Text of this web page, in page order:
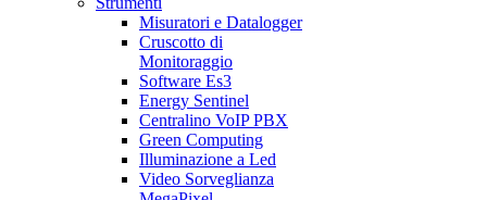
Misuratori e Datalogger
Cruscotto di
Monitoraggio
Software Es3
Energy Sentinel
Centralino VoIP PBX
Green Computing
Illuminazione a Led
Video Sorveglianza